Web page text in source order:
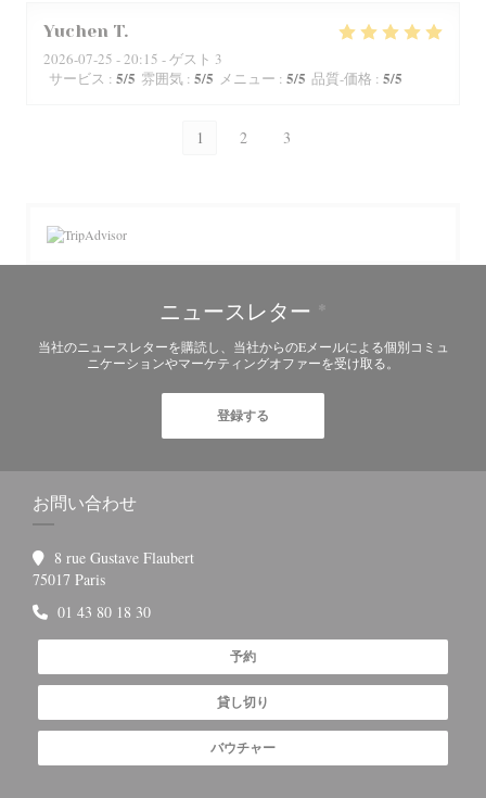
Yuchen T
2026-07-25 - 20:15 - ゲスト 3
サービス : 5/5 雰囲気 : 5/5 メニュー : 5/5 品質-価格 : 5/5
1 2 3
ニュースレター *
当社のニュースレターを購読し、当社からのEメールによる個別コミュ
ニケーションやマーケティングオファーを受け取る。
登録する
お問い合わせ
8 rue Gustave Flaubert
75017 Paris((新しいウィンドウで開きます))
01 43 80 18 30
予約
貸し切り
バウチャー